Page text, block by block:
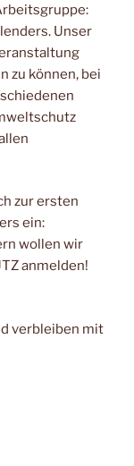
Unser
zu können, bei
zur ersten
ein:
wollen wir
anmelden!
verbleiben mit